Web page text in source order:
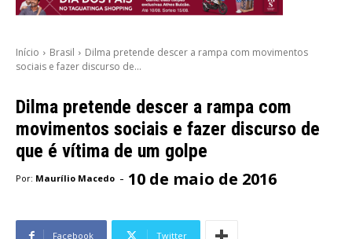
Início Brasil
Dilma pretende descer a rampa com movimentos
sociais e fazer discurso de...
Dilma pretende descer a rampa com
movimentos sociais e fazer discurso de
que é vítima de um golpe
Por: Maurílio Macedo - 10 de maio de 2016
Facebook Twitter